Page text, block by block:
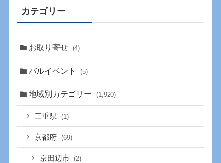
カテゴリー
お取り寄せ (4)
バルイベント (5)
地域別カテゴリー (1,920)
三重県 (1)
京都府 (69)
京田辺市 (2)